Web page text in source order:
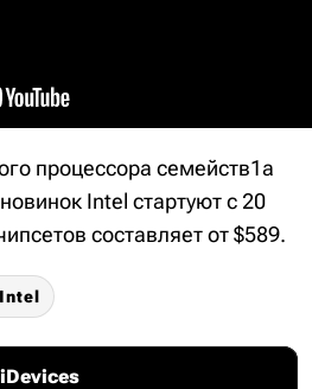
процессора семейств1а
Intel стартуют с 20
составляет от $589.
Intel